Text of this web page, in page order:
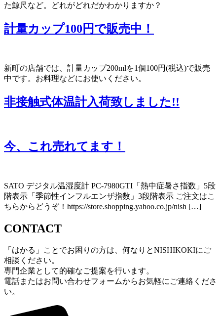
た鯨尺など。どれがどれだかわかりますか？
計量カップ100円で販売中！
新町の店舗では、計量カップ200mlを1個100円(税込)で販売
中です。お料理などにお使いください。
非接触式体温計入荷致しました!!
今、これ売れてます！
SATO デジタル温湿度計 PC-7980GTI「熱中症暑さ指数」5段
階表示「季節性インフルエンザ指数」3段階表示 ご注文はこ
ちらからどうぞ！https://store.shopping.yahoo.co.jp/nish […]
CONTACT
「はかる」ことでお困りの方は、何なりとNISHIKOKIにご
相談ください。
専門企業として的確なご提案を行います。
電話またはお問い合わせフォームからお気軽にご連絡くださ
い。